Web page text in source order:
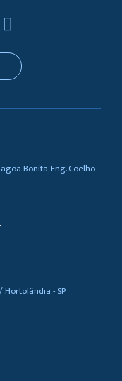
Bonita, Eng. Coelho -
Hortolândia - SP